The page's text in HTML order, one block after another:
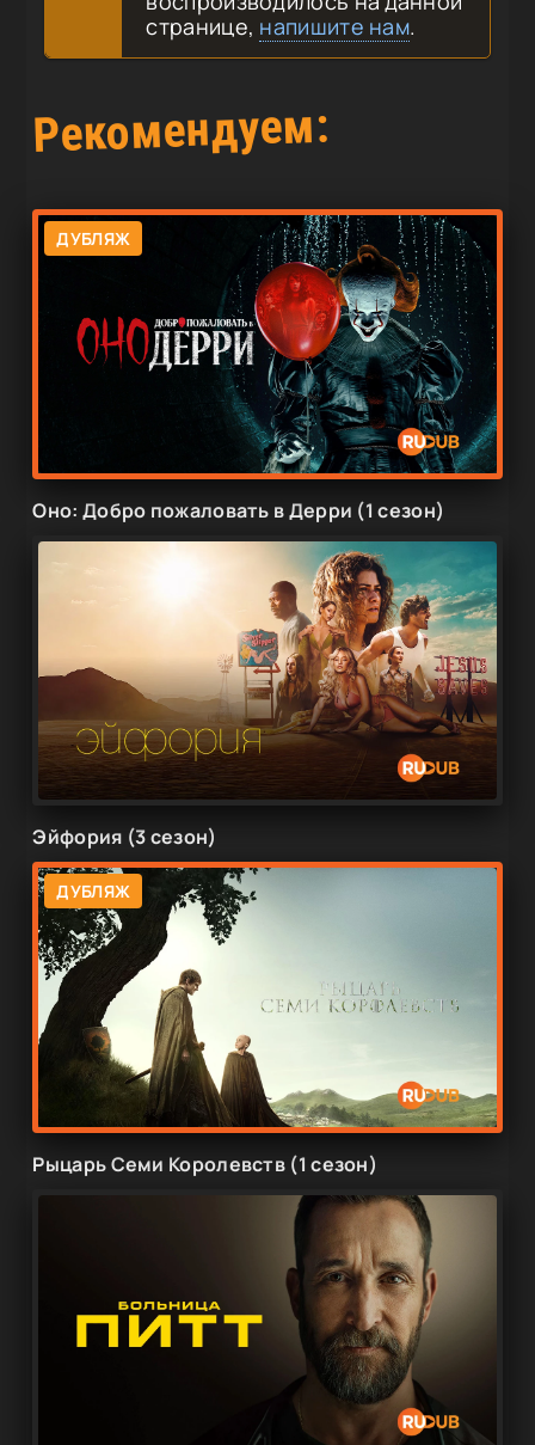
странице, напишите нам.
Рекомендуем:
ДУБЛЯЖ
Оно: Добро пожаловать в Дерри (1 сезон)
Эйфория (3 сезон)
ДУБЛЯЖ
Рыцарь Семи Королевств (1 сезон)